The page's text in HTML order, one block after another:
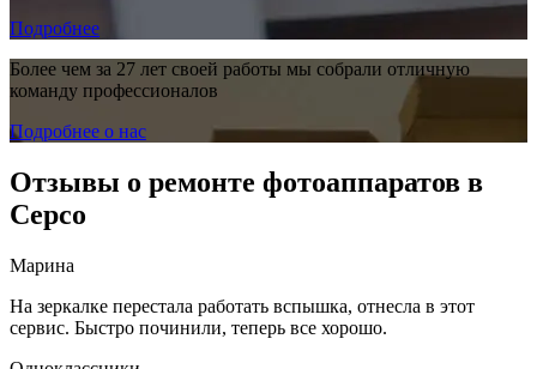
Подробнее
Более чем за 27 лет своей работы мы собрали отличную
команду профессионалов
Подробнее о нас
Отзывы о ремонте фотоаппаратов в
Серсо
Марина
На зеркалке перестала работать вспышка, отнесла в этот
сервис. Быстро починили, теперь все хорошо.